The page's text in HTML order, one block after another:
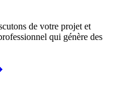
de votre projet et
qui génère des